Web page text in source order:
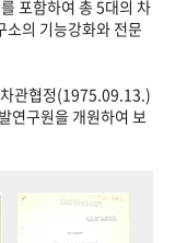
포함하여 총 5대의 차
소의 기능강화와 전문
관협정(1975.09.13.)
연구원을 개원하여 보